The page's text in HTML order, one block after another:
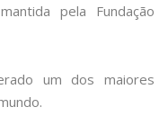
pela Fundação
um dos maiores